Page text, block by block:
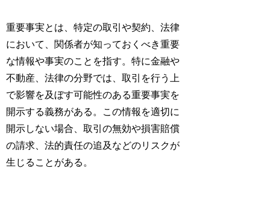
重要事実とは、特定の取引や契約、法律
において、関係者が知っておくべき重要
な情報や事実のことを指す。特に金融や
不動産、法律の分野では、取引を行う上
で影響を及ぼす可能性のある重要事実を
開示する義務がある。この情報を適切に
開示しない場合、取引の無効や損害賠償
の請求、法的責任の追及などのリスクが
生じることがある。